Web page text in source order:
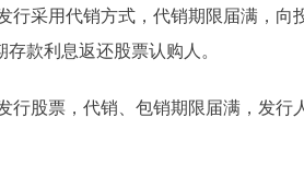
行采用代销方式，代销期限届满，
存款利息返还股票认购人。
行股票，代销、包销期限届满，发